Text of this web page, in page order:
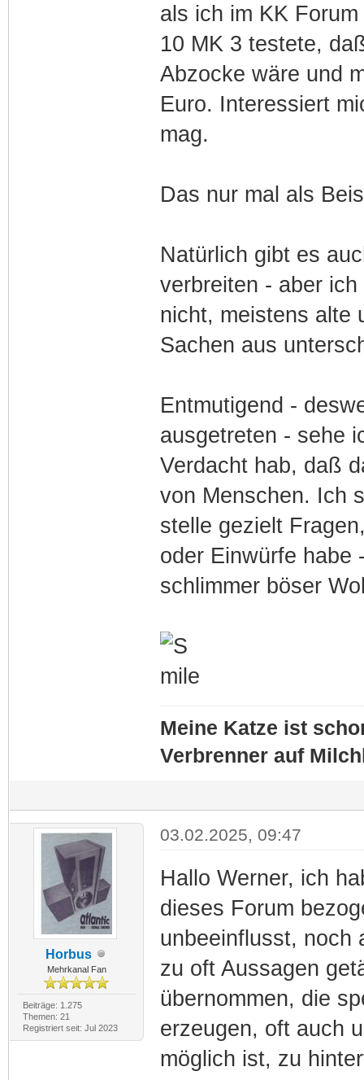
als ich im KK
10 MK 3 testete,
Abzocke wäre und
Euro. Interessiert
mag.
Das nur mal als
Natürlich gibt es
verbreiten - aber
nicht, meistens alte
Sachen aus
Entmutigend -
ausgetreten - sehe
Verdacht hab, daß
von Menschen. Ich
stelle gezielt
oder Einwürfe habe
schlimmer böser
Meine Katze ist
Verbrenner auf
Horbus
Mehrkanal Fan
Beiträge: 1.275
Themen: 21
Registriert seit: Jul 2023
03.02.2025, 09:47
Hallo Werner, ich
dieses Forum
unbeeinflusst, noch
zu oft Aussagen
übernommen, die
erzeugen, oft auch
möglich ist, zu